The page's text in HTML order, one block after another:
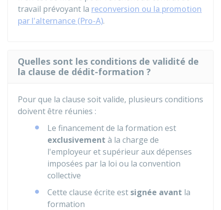
travail prévoyant la reconversion ou la promotion
par l'alternance (Pro-A).
Quelles sont les conditions de validité de
la clause de dédit-formation ?
Pour que la clause soit valide, plusieurs conditions
doivent être réunies :
Le financement de la formation est
exclusivement à la charge de
l'employeur et supérieur aux dépenses
imposées par la loi ou la convention
collective
Cette clause écrite est signée avant la
formation